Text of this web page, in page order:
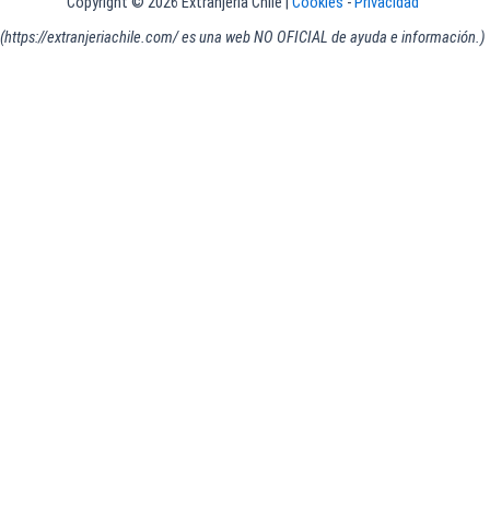
(https://extranjeriachile.com/ es una web NO OFICIAL de ayuda e información.)